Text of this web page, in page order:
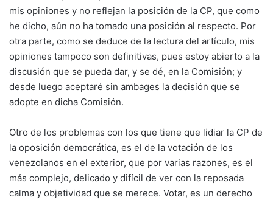
mis opiniones y no reflejan la posición de la CP, que como
he dicho, aún no ha tomado una posición al respecto. Por
otra parte, como se deduce de la lectura del artículo, mis
opiniones tampoco son definitivas, pues estoy abierto a la
discusión que se pueda dar, y se dé, en la Comisión; y
desde luego aceptaré sin ambages la decisión que se
adopte en dicha Comisión.
Otro de los problemas con los que tiene que lidiar la CP de
la oposición democrática, es el de la votación de los
venezolanos en el exterior, que por varias razones, es el
más complejo, delicado y difícil de ver con la reposada
calma y objetividad que se merece. Votar, es un derecho